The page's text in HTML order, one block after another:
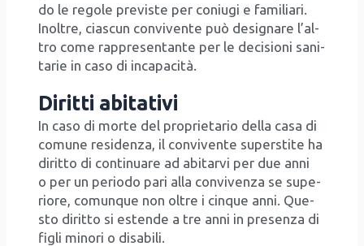
do le rego­le pre­vi­ste per coniu­gi e fami­lia­ri.
Inol­tre, cia­scun con­vi­ven­te può desi­gna­re l’al­
tro come rap­pre­sen­tan­te per le deci­sio­ni sani­
ta­rie in caso di inca­pa­ci­tà.
Diritti abitativi
In caso di mor­te del pro­prie­ta­rio del­la casa di
comu­ne resi­den­za, il con­vi­ven­te super­sti­te ha
dirit­to di con­ti­nua­re ad abi­tar­vi per due anni
o per un perio­do pari alla con­vi­ven­za se supe­
rio­re, comun­que non oltre i cin­que anni. Que­
sto dirit­to si esten­de a tre anni in pre­sen­za di
figli mino­ri o disa­bi­li.